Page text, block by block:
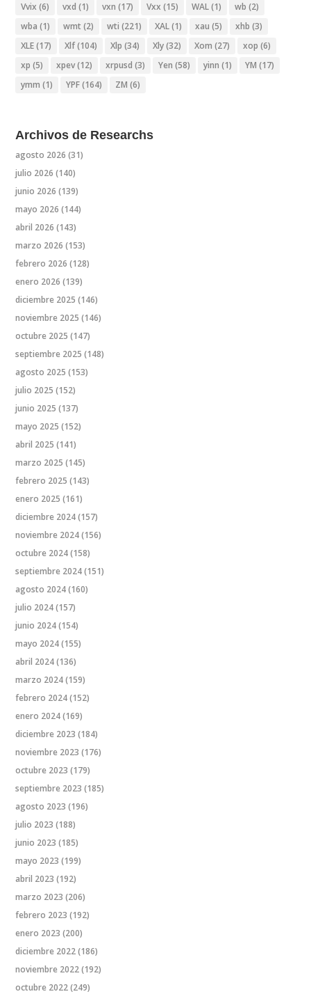
Vvix (6) vxd (1) vxn (17) Vxx (15) WAL(1) wb (2)
wba (1) wmt (2) wti (221) XAL(1) xau (5) xhb (3)
XLE(17) Xlf(104) Xlp (34) Xly(32) Xom (27) xop (6)
xp (5) xpev(12) xrpusd (3) Yen (58) yinn (1) YM (17)
ymm (1) YPF(164) ZM (6)
Archivos de Researchs
agosto 2026 (31)
julio 2026 (140)
junio 2026 (139)
mayo 2026 (144)
abril 2026 (143)
marzo 2026 (153)
febrero 2026 (128)
enero 2026 (139)
diciembre 2025 (146)
noviembre 2025 (146)
octubre 2025 (147)
septiembre 2025 (148)
agosto 2025 (153)
julio 2025 (152)
junio 2025 (137)
mayo 2025 (152)
abril 2025 (141)
marzo 2025 (145)
febrero 2025 (143)
enero 2025 (161)
diciembre 2024(157)
noviembre 2024(156)
octubre 2024(158)
septiembre 2024(151)
agosto 2024(160)
julio 2024(157)
junio 2024(154)
mayo 2024(155)
abril 2024(136)
marzo 2024(159)
febrero 2024(152)
enero 2024(169)
diciembre 2023 (184)
noviembre 2023 (176)
octubre 2023 (179)
septiembre 2023 (185)
agosto 2023 (196)
julio 2023 (188)
junio 2023 (185)
mayo 2023 (199)
abril 2023 (192)
marzo 2023 (206)
febrero 2023 (192)
enero 2023 (200)
diciembre 2022(186)
noviembre 2022(192)
octubre 2022(249)